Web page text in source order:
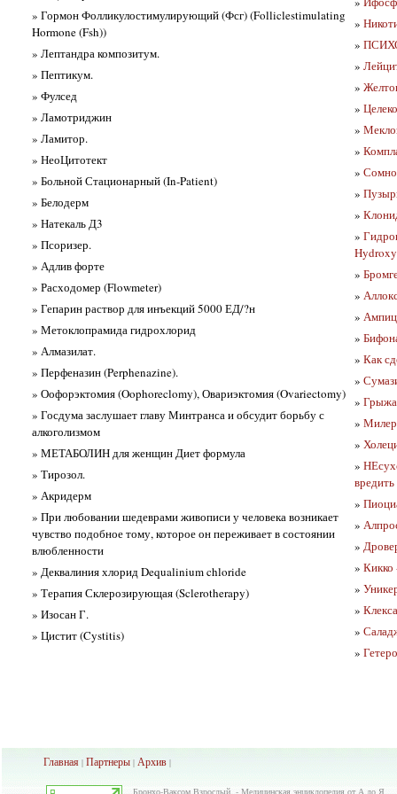
» Гормон Фолликулостимулирующий (Фсг) (Folliclestimulating
Hormone (Fsh))
» Лептандра композитум.
» Пептикум.
» Фулсед
» Ламотриджин
» Ламитор.
» НеоЦитотект
» Больной Стационарный (In-Patient)
» Белодерм
» Натекаль Д3
» Псоризер.
» Адлив форте
» Расходомер (Flowmeter)
» Гепарин раствор для инъекций 5000 ЕД/?н
» Метоклопрамида гидрохлорид
» Алмазилат.
» Перфеназин (Perphenazine).
» Оофорэктомия (Oophoreclomy), Овариэктомия (Ovariectomy)
» Госдума заслушает главу Минтранса и обсудит борьбу с
алкоголизмом
» МЕТАБОЛИН для женщин Диет формула
» Тирозол.
» Акридерм
» При любовании шедеврами живописи у человека возникает
чувство подобное тому, которое он переживает в состоянии
влюбленности
» Деквалиния хлорид Dequalinium chloride
» Терапия Склерозирующая (Sclerotherapy)
» Изосан Г.
» Цистит (Cystitis)
»
»
»
»
»
»
»
»
»
»
»
»
»
»
»
» Как
»
»
»
»
»
вредить
»
»
»
» Кикко
»
»
»
»
Главная | Партнеры | Архив |
Бронхо-Ваксом Взрослый. - Медицинская энциклопедия от А до Я